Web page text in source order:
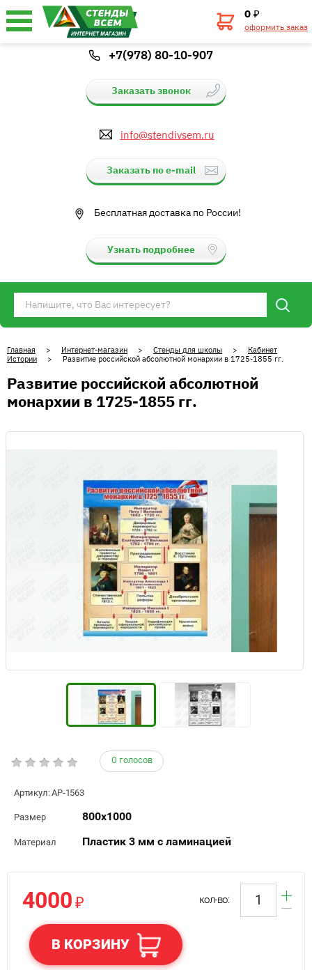
0₽
оформить заказ
+7(978) 80-10-907
Заказать звонок
info@stendivsem.ru
Заказать по e-mail
Бесплатная доставка по России!
Узнать подробнее
Главная > Интернет-магазин > Стенды для школы > Кабинет
Истории > Развитие российской абсолютной монархии в 1725-1855 гг.
Развитие российской абсолютной
монархии в 1725-1855 гг.
0 голосов
Артикул:АР-1563
Размер 800х1000
Материал Пластик 3 мм с ламинацией
4000₽ кол-во:
В КОРЗИНУ